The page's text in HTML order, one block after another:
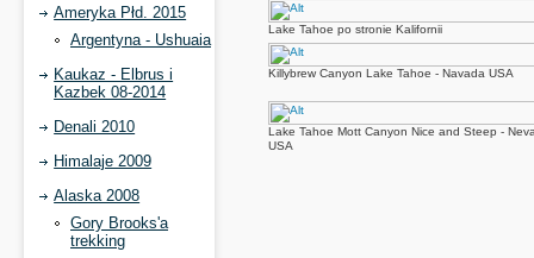
Ameryka Płd. 2015
Argentyna - Ushuaia
Kaukaz - Elbrus i
Kazbek 08-2014
Denali 2010
Himalaje 2009
Alaska 2008
Gory Brooks'a
trekking
Lake Tahoe po stronie Kalifornii
Killybrew Canyon Lake Tahoe - Navada USA
Lake Tahoe Mott Canyon Nice and Steep -
USA